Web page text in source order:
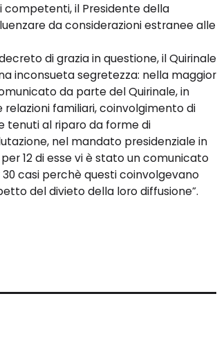
il Presidente della
da considerazioni estranee alle
di grazia in questione, il Quirinale
inconsueta segretezza: nella maggior
da parte del Quirinale, in
familiari, coinvolgimento di
tenuti al riparo da forme di
nel mandato presidenziale in
12 di esse vi è stato un comunicato
casi perchè questi coinvolgevano
del divieto della loro diffusione”.